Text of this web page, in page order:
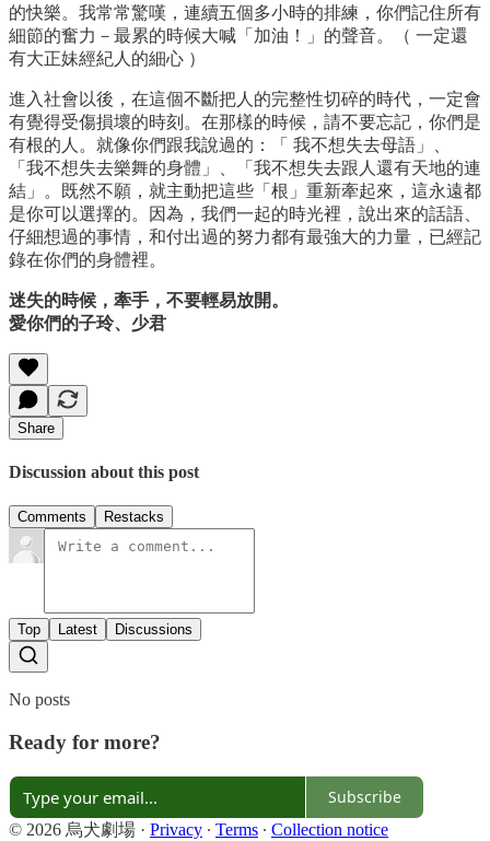
的快樂。我常常驚嘆，連續五個多小時的排練，你們記住所有
細節的奮力－最累的時候大喊「加油！」的聲音。（ 一定還
有大正妹經紀人的細心 ）
進入社會以後，在這個不斷把人的完整性切碎的時代，一定會
有覺得受傷損壞的時刻。在那樣的時候，請不要忘記，你們是
有根的人。就像你們跟我說過的：「 我不想失去母語」、
「我不想失去樂舞的身體」、「我不想失去跟人還有天地的連
結」。既然不願，就主動把這些「根」重新牽起來，這永遠都
是你可以選擇的。因為，我們一起的時光裡，說出來的話語、
仔細想過的事情，和付出過的努力都有最強大的力量，已經記
錄在你們的身體裡。
迷失的時候，牽手，不要輕易放開。
愛你們的子玲、少君
Share
Discussion about this post
Comments Restacks
Top Latest Discussions
No posts
Ready for more?
Subscribe
© 2026 烏犬劇場 · Privacy ∙ Terms ∙ Collection notice